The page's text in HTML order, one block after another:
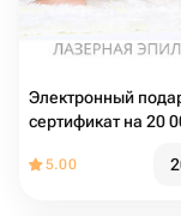
Электронный
сертификат на 20
5.00